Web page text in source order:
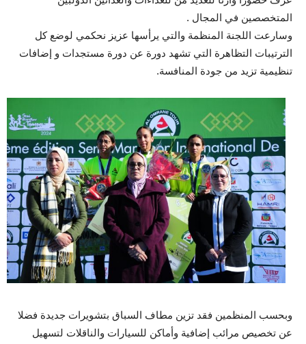
المتخصصين في المجال .
وسارعت اللجنة المنظمة والتي يرأسها عزيز نحكمي لوضع كل
الترتيبات التظاهرة التي تشهد دورة عن دورة مستجدات و إضافات
تنظيمية تزيد من جودة المنافسة.
وبحسب المنظمين فقد تزين مطاف السباق بتشويرات جديدة فضلا
عن تخصيص مرائب إضافية وأماكن للسيارات والناقلات لتسهيل